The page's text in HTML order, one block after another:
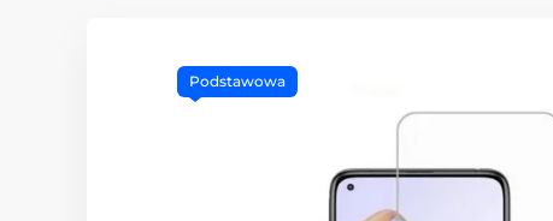
Podstawowa